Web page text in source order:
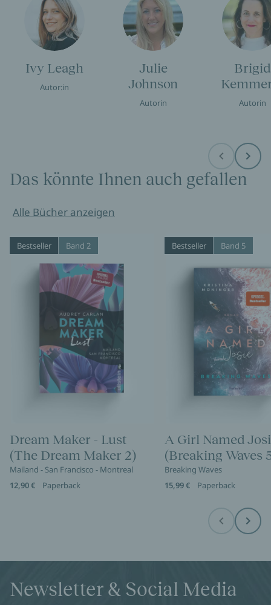
Ivy Leagh
Autor:in
Julie
Johnson
Autorin
Brigid
Autorin
Before Next
Das könnte Ihnen auch gefallen
Alle Bücher anzeigen
Bestseller Band 2
Dream Maker - Lust
(The Dream Maker 2)
Mailand - San Francisco - Montreal
12,90 €
Paperback
Bestseller Band 5
A Girl Named
(Breaking Waves
Breaking Waves
15,99 €
Paperback
Before Next
Newsletter & Social Media